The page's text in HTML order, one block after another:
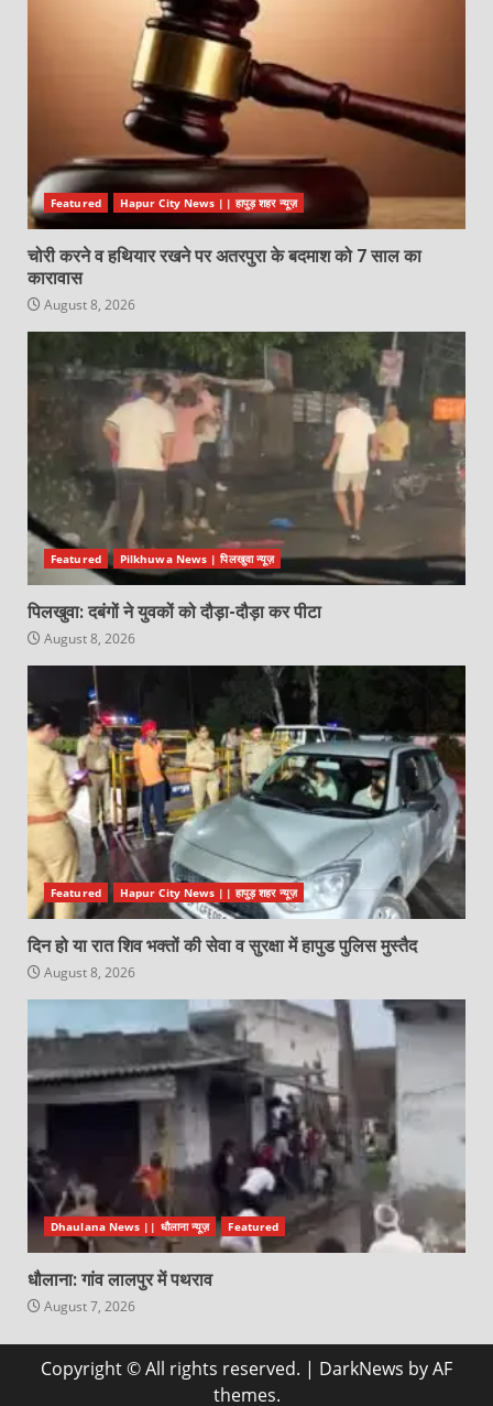
Featured Hapur City News || हापुड़ शहर न्यूज़
चोरी करने व हथियार रखने पर अतरपुरा के बदमाश को 7 साल का
कारावास
August 8, 2026
Featured Pilkhuwa News | पिलखुवा न्यूज़
पिलखुवा: दबंगों ने युवकों को दौड़ा-दौड़ा कर पीटा
August 8, 2026
Featured Hapur City News || हापुड़ शहर न्यूज़
दिन हो या रात शिव भक्तों की सेवा व सुरक्षा में हापुड पुलिस मुस्तैद
August 8, 2026
Dhaulana News || धौलाना न्यूज़ Featured
धौलाना: गांव लालपुर में पथराव
August 7, 2026
Copyright © All rights reserved. | DarkNews by AF
themes.